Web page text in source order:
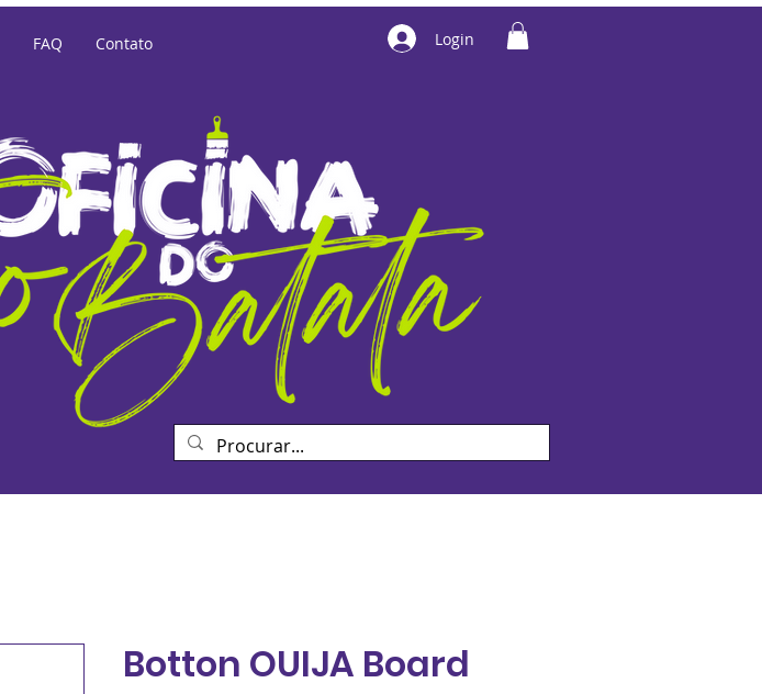
FAQ Contato Login
Botton OUIJA Board